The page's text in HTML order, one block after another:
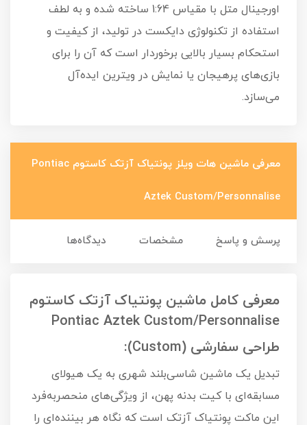
اورجینال متل با مقیاس 1:64 ساخته شده و به لطف
استفاده از تکنولوژی دایکست در تولید، از کیفیت و
استحکام بسیار بالایی برخوردار است که آن را برای
بازی‌های پرهیجان یا نمایش در ویترین ایده‌آل
می‌سازد.
معرفی ماشین هات ویلز پونتیاک آزتک کاستوم Pontiac
Aztek Custom/Personnalise
پرسش و پاسخ مشخصات دیدگاه‌ها
معرفی کامل ماشین پونتیاک آزتک کاستوم
Pontiac Aztek Custom/Personnalise
طراحی سفارشی (Custom):
تبدیل یک ماشین شاسی‌بلند شهری به یک هیولای
مسابقه‌ای با کیت بدنه پهن، از ویژگی‌های منحصر‌به‌فرد
این ماکت پونتیاک آزتک است که نگاه هر بیننده‌ای را